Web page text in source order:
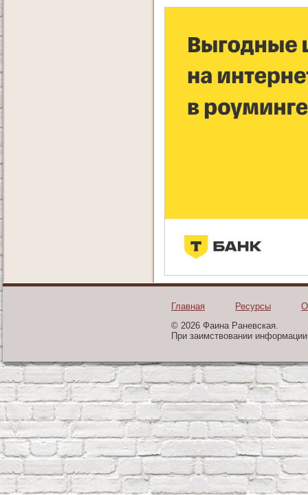
Главная Ресурсы
© 2026 Фаина Раневская.
При заимствовании